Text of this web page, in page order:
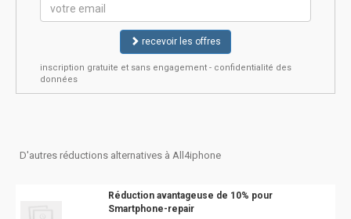
recevoir les offres
inscription gratuite et sans engagement - confidentialité des
données
D'autres réductions alternatives à All4iphone
Réduction avantageuse de 10% pour
Smartphone-repair